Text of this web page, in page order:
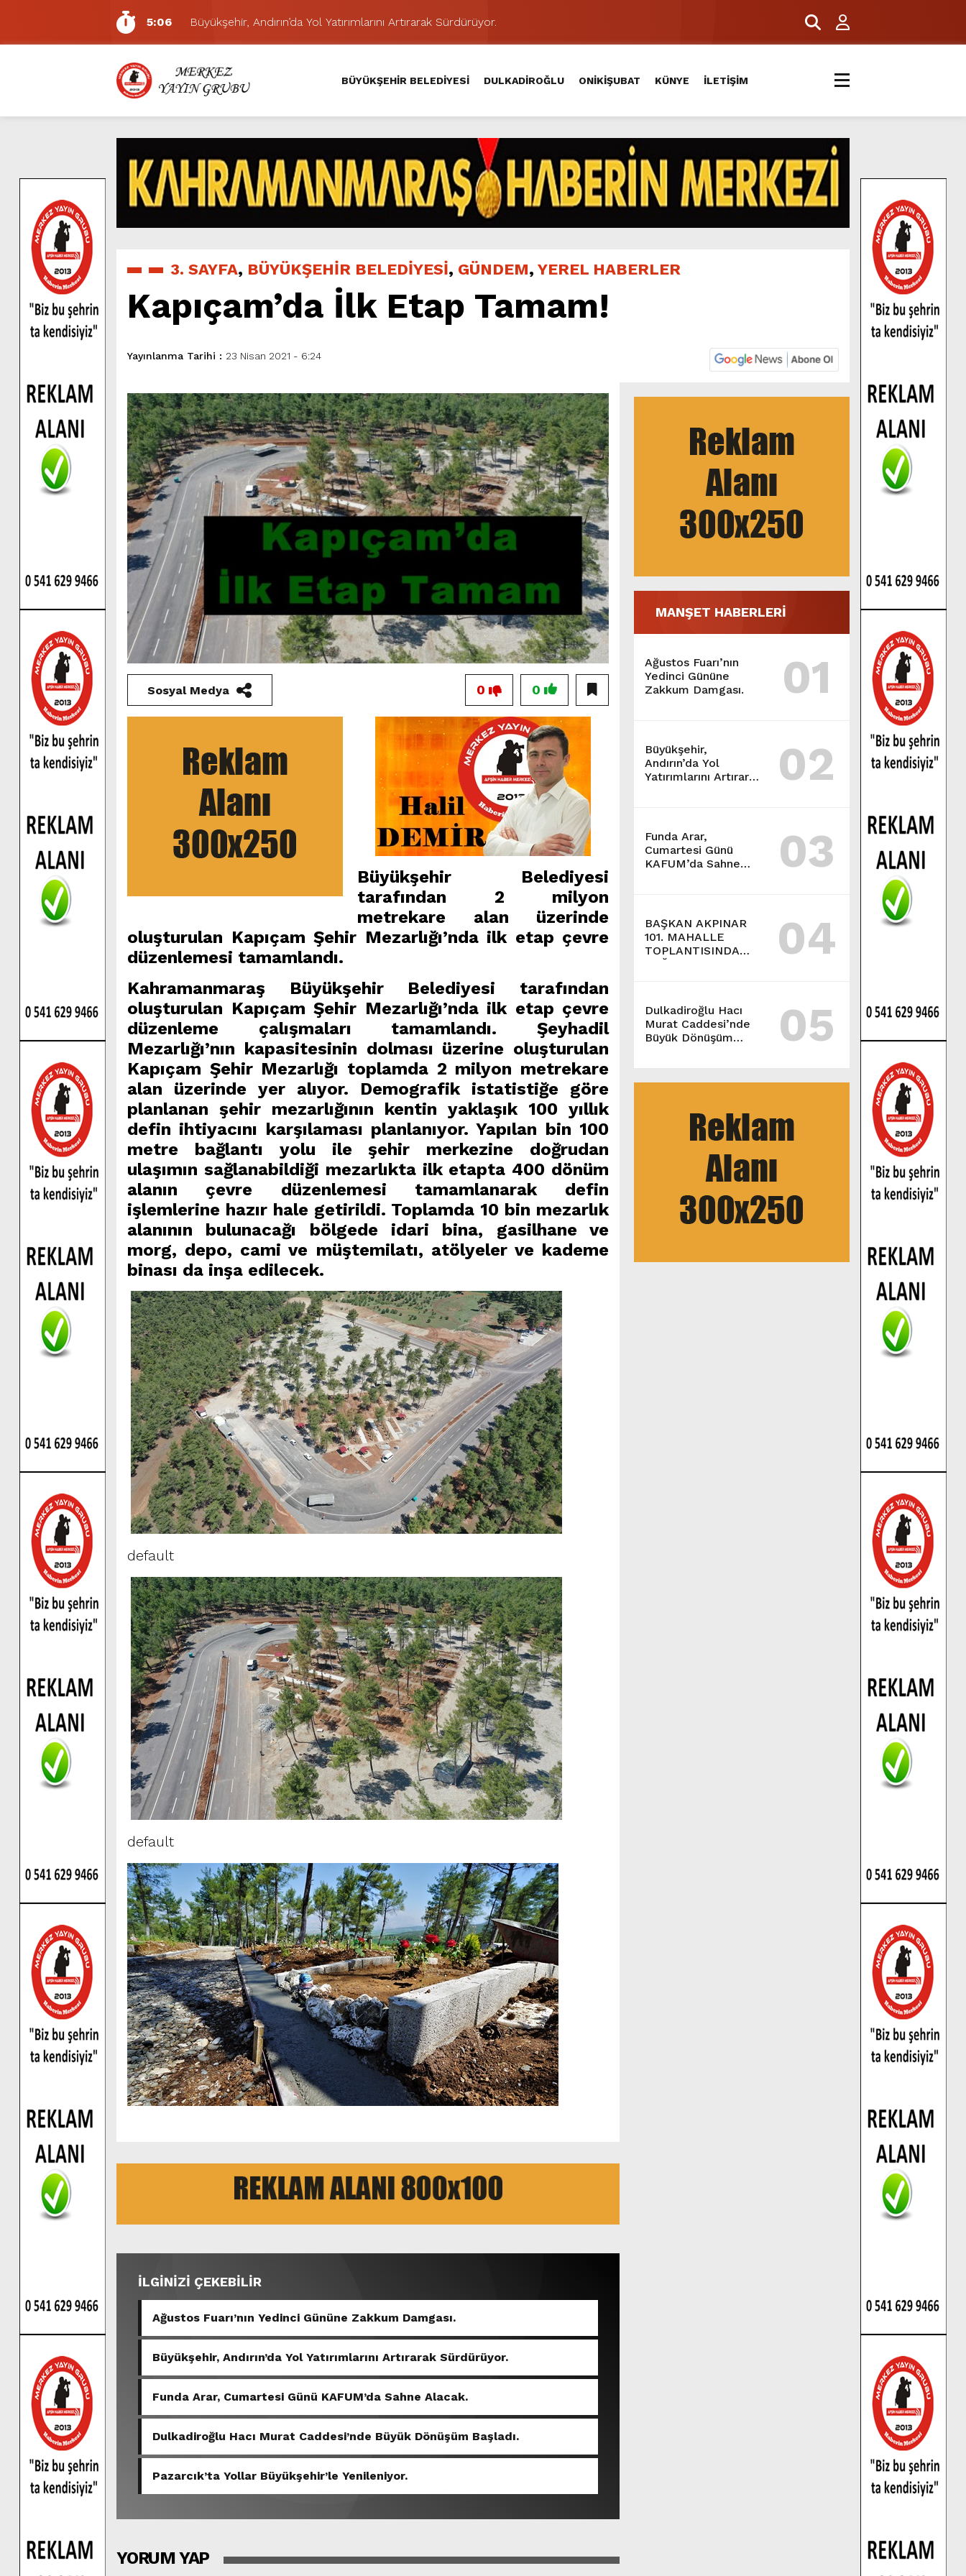
5:06
Büyükşehir, Andırın’da Yol Yatırımlarını Artırarak Sürdürüyor.
7:01
Funda Arar, Cumartesi Günü KAFUM’da Sahne Alacak.
6:19
BAŞKAN AKPINAR 101. MAHALLE TOPLANTISINDA BAĞLARBAŞI MAHALLESİ SAKİNLERİYLE BULUŞTU.
6:17
Dulkadiroğlu Hacı Murat Caddesi’nde Büyük Dönüşüm Başladı.
11:14
Pazarcık’ta Yollar Büyükşehir’le Yenileniyor.
11:10
Büyükşehir, Dulkadiroğlu Kırsalında 45 Milyonluk Yol Yatırımını Tamamladı.
5:17
Uluslararası Bisiklet Yarışması’nda İkinci Etap Nefes Kesti.
5:15
Büyükşehir, Gazneliler Caddesi’nde Son Kat Asfalt Serimini Sürdürüyor.
6:54
Büyükşehir, Dulkadiroğlu Hacı Murat Caddesi’ni Asfalta Hazırlıyor.
5:20
Ağustos Fuarı’nın Yedinci Gününe Zakkum Damgası.
BÜYÜKŞEHİR BELEDİYESİ DULKADİROĞLU ONİKİŞUBAT KÜNYE İLETİŞİM
3. SAYFA, BÜYÜKŞEHİR BELEDİYESİ, GÜNDEM, YEREL HABERLER
Kapıçam’da İlk Etap Tamam!
Yayınlanma Tarihi : 23 Nisan 2021 - 6:24
MANŞET HABERLERİ
Ağustos Fuarı’nın
Yedinci Gününe
Zakkum Damgası.
01
Büyükşehir,
Andırın’da Yol
Yatırımlarını Artırarak
02
Funda Arar,
Cumartesi Günü
KAFUM’da Sahne
03
BAŞKAN AKPINAR
101. MAHALLE
TOPLANTISINDA
BAĞLARBAŞI
BULUŞTU.
04
Dulkadiroğlu Hacı
Murat Caddesi’nde
Büyük Dönüşüm
05
Sosyal Medya 0
0
Büyükşehir Belediyesi
tarafından 2 milyon
metrekare alan üzerinde
oluşturulan Kapıçam Şehir Mezarlığı’nda ilk etap çevre
düzenlemesi tamamlandı.
Kahramanmaraş Büyükşehir Belediyesi tarafından
oluşturulan Kapıçam Şehir Mezarlığı’nda ilk etap çevre
düzenleme çalışmaları tamamlandı. Şeyhadil
Mezarlığı’nın kapasitesinin dolması üzerine oluşturulan
Kapıçam Şehir Mezarlığı toplamda 2 milyon metrekare
alan üzerinde yer alıyor. Demografik istatistiğe göre
planlanan şehir mezarlığının kentin yaklaşık 100 yıllık
defin ihtiyacını karşılaması planlanıyor. Yapılan bin 100
metre bağlantı yolu ile şehir merkezine doğrudan
ulaşımın sağlanabildiği mezarlıkta ilk etapta 400 dönüm
alanın çevre düzenlemesi tamamlanarak defin
işlemlerine hazır hale getirildi. Toplamda 10 bin mezarlık
alanının bulunacağı bölgede idari bina, gasilhane ve
morg, depo, cami ve müştemilatı, atölyeler ve kademe
binası da inşa edilecek.
default
default
İLGİNİZİ ÇEKEBİLİR
Ağustos Fuarı’nın Yedinci Gününe Zakkum Damgası.
Büyükşehir, Andırın’da Yol Yatırımlarını Artırarak Sürdürüyor.
Funda Arar, Cumartesi Günü KAFUM’da Sahne Alacak.
Dulkadiroğlu Hacı Murat Caddesi’nde Büyük Dönüşüm Başladı.
Pazarcık’ta Yollar Büyükşehir’le Yenileniyor.
YORUM YAP